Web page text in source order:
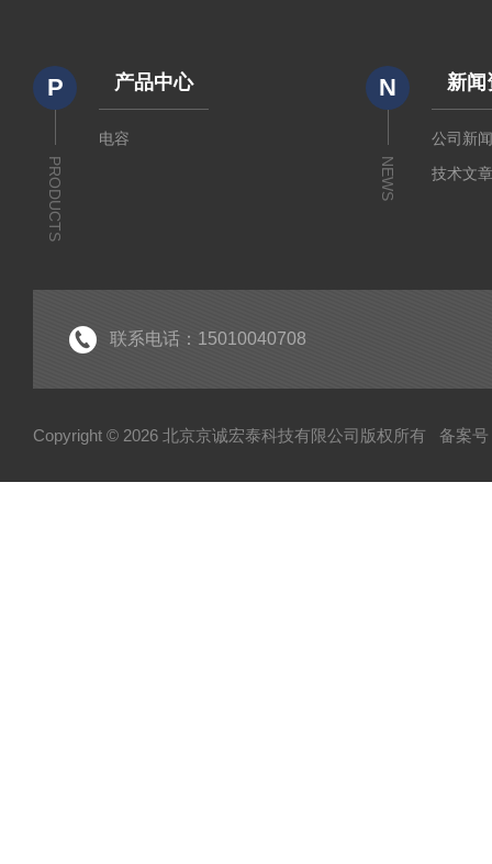
P
PRODUCTS
产品中心
电容
N
NEWS
新闻
公司新
技术文
联系电话：15010040708
Copyright © 2026 北京京诚宏泰科技有限公司版权所有 备案号